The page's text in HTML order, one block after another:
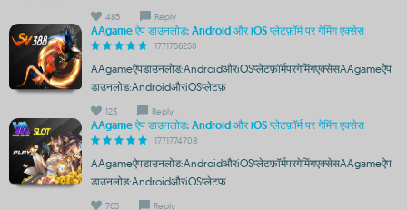
485 Reply
AAgame ऐप डाउनलोड: Android और iOS प्लेटफ़ॉर्म पर गेमिंग एक्सेस
1771756250
AAgameऐपडाउनलोड:AndroidऔरiOSप्लेटफ़ॉर्मपरगेमिंगएक्सेसAAgameऐप
डाउनलोड:AndroidऔरiOSप्लेटफ़
123 Reply
AAgame ऐप डाउनलोड: Android और iOS प्लेटफ़ॉर्म पर गेमिंग एक्सेस
1771774708
AAgameऐपडाउनलोड:AndroidऔरiOSप्लेटफ़ॉर्मपरगेमिंगएक्सेसAAgameऐप
डाउनलोड:AndroidऔरiOSप्लेटफ़
765 Reply